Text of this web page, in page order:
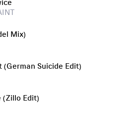
Mix)
Suicide Edit)
(Zillo Edit)